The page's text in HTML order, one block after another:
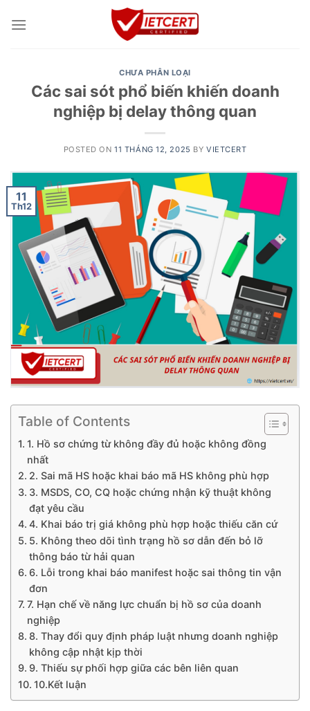
CHƯA PHÂN LOẠI
Các sai sót phổ biến khiến doanh
nghiệp bị delay thông quan
POSTED ON11 THÁNG 12, 2025 BY VIETCERT
11
Th12
Table of Contents
1. Hồ sơ chứng từ không đầy đủ hoặc không đồng
nhất
2. Sai mã HS hoặc khai báo mã HS không phù hợp
3. MSDS, CO, CQ hoặc chứng nhận kỹ thuật không
đạt yêu cầu
4. Khai báo trị giá không phù hợp hoặc thiếu căn cứ
5. Không theo dõi tình trạng hồ sơ dẫn đến bỏ lỡ
thông báo từ hải quan
6. Lỗi trong khai báo manifest hoặc sai thông tin vận
đơn
7. Hạn chế về năng lực chuẩn bị hồ sơ của doanh
nghiệp
8. Thay đổi quy định pháp luật nhưng doanh nghiệp
không cập nhật kịp thời
9. Thiếu sự phối hợp giữa các bên liên quan
10.Kết luận